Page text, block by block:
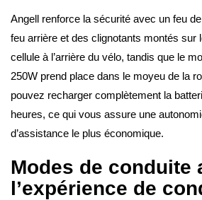
Angell renforce la sécurité avec un feu
feu arrière et des clignotants montés sur
cellule à l’arrière du vélo, tandis que le
250W prend place dans le moyeu de la
pouvez recharger complètement la
heures, ce qui vous assure une
d’assistance le plus économique.
Modes de conduite
l’expérience de